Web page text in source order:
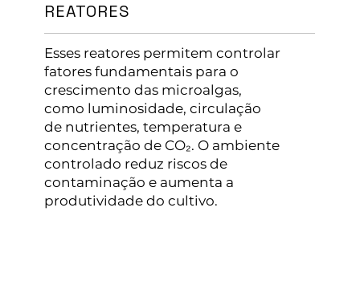
REATORES
Esses reatores permitem controlar
fatores fundamentais para o
crescimento das microalgas,
como luminosidade, circulação
de nutrientes, temperatura e
concentração de CO₂. O ambiente
controlado reduz riscos de
contaminação e aumenta a
produtividade do cultivo.